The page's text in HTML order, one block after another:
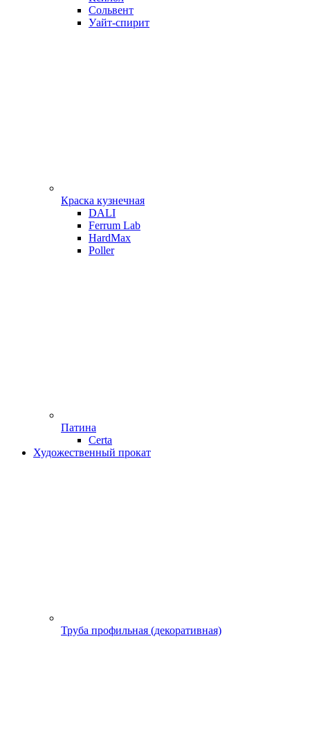
Сольвент
Уайт-спирит
Краска кузнечная
DALI
Ferrum Lab
HardMax
Poller
Патина
Certa
Художественный прокат
Труба профильная (декоративная)